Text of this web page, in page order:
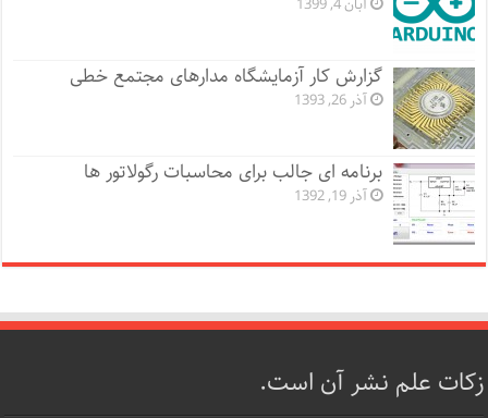
گزارش کار آزمایشگاه مدارهای مجتمع خطی
آذر 26, 1393
برنامه ای جالب برای محاسبات رگولاتور ها
آذر 19, 1392
زکات علم نشر آن است.